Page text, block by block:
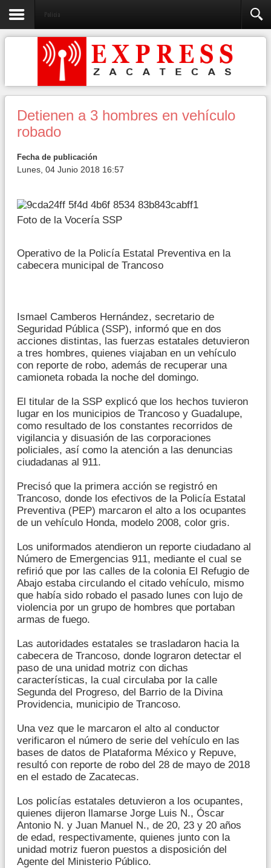
Policia
Detienen a 3 hombres en vehículo
robado
Fecha de publicación
Lunes, 04 Junio 2018 16:57
Foto de la Vocería SSP
Operativo de la Policía Estatal Preventiva en la
cabecera municipal de Trancoso
Ismael Camberos Hernández, secretario de
Seguridad Pública (SSP), informó que en dos
acciones distintas, las fuerzas estatales detuvieron
a tres hombres, quienes viajaban en un vehículo
con reporte de robo, además de recuperar una
camioneta robada la noche del domingo.
El titular de la SSP explicó que los hechos tuvieron
lugar en los municipios de Trancoso y Guadalupe,
como resultado de los constantes recorridos de
vigilancia y disuasión de las corporaciones
policiales, así como la atención a las denuncias
ciudadanas al 911.
Precisó que la primera acción se registró en
Trancoso, donde los efectivos de la Policía Estatal
Preventiva (PEP) marcaron el alto a los ocupantes
de un vehículo Honda, modelo 2008, color gris.
Los uniformados atendieron un reporte ciudadano al
Número de Emergencias 911, mediante el cual se
refirió que por las calles de la colonia El Refugio de
Abajo estaba circulando el citado vehículo, mismo
que había sido robado el pasado lunes con lujo de
violencia por un grupo de hombres que portaban
armas de fuego.
Las autoridades estatales se trasladaron hacia la
cabecera de Trancoso, donde lograron detectar el
paso de una unidad motriz con dichas
características, la cual circulaba por la calle
Segunda del Progreso, del Barrio de la Divina
Providencia, municipio de Trancoso.
Una vez que le marcaron el alto al conductor
verificaron el número de serie del vehículo en las
bases de datos de Plataforma México y Repuve,
resultó con reporte de robo del 28 de mayo de 2018
en el estado de Zacatecas.
Los policías estatales detuvieron a los ocupantes,
quienes dijeron llamarse Jorge Luis N., Óscar
Antonio N. y Juan Manuel N., de 20, 23 y 20 años
de edad, respectivamente, quienes junto con la
unidad motriz fueron puestos a disposición del
Agente del Ministerio Público.